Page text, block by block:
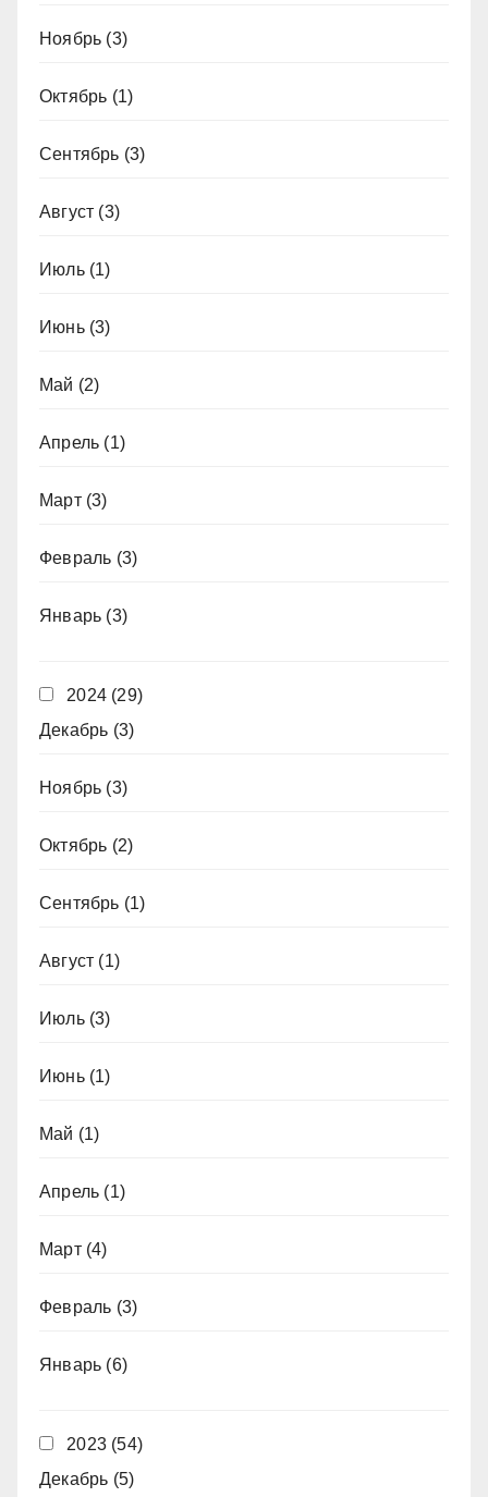
Ноябрь (3)
Октябрь (1)
Сентябрь (3)
Август (3)
Июль(1)
Июнь(3)
Май (2)
Апрель (1)
Март(3)
Февраль (3)
Январь (3)
2024 (29)
Декабрь (3)
Ноябрь (3)
Октябрь (2)
Сентябрь (1)
Август (1)
Июль(3)
Июнь(1)
Май (1)
Апрель (1)
Март(4)
Февраль (3)
Январь (6)
2023 (54)
Декабрь (5)